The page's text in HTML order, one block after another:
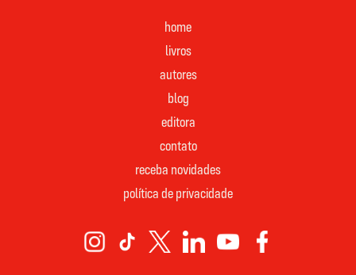
home
livros
autores
blog
editora
contato
receba novidades
política de privacidade